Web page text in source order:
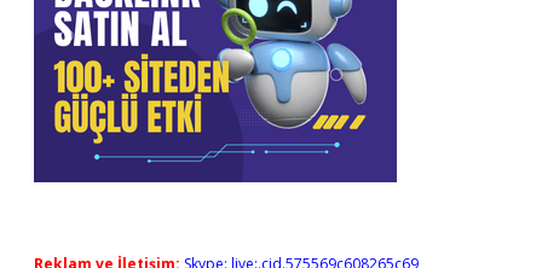
Reklam ve İletişim: Skype: live:.cid.575569c608265c69